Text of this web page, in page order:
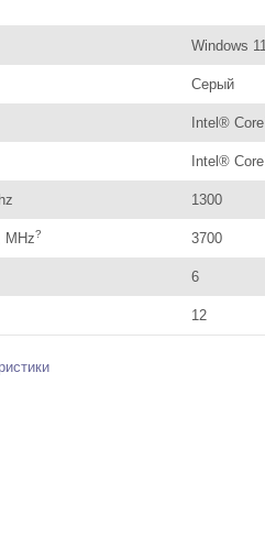
Windows 11
Серый
Intel®
Intel®
1300
MHz? 3700
6
12